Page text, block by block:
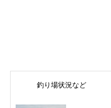
釣り場状況など